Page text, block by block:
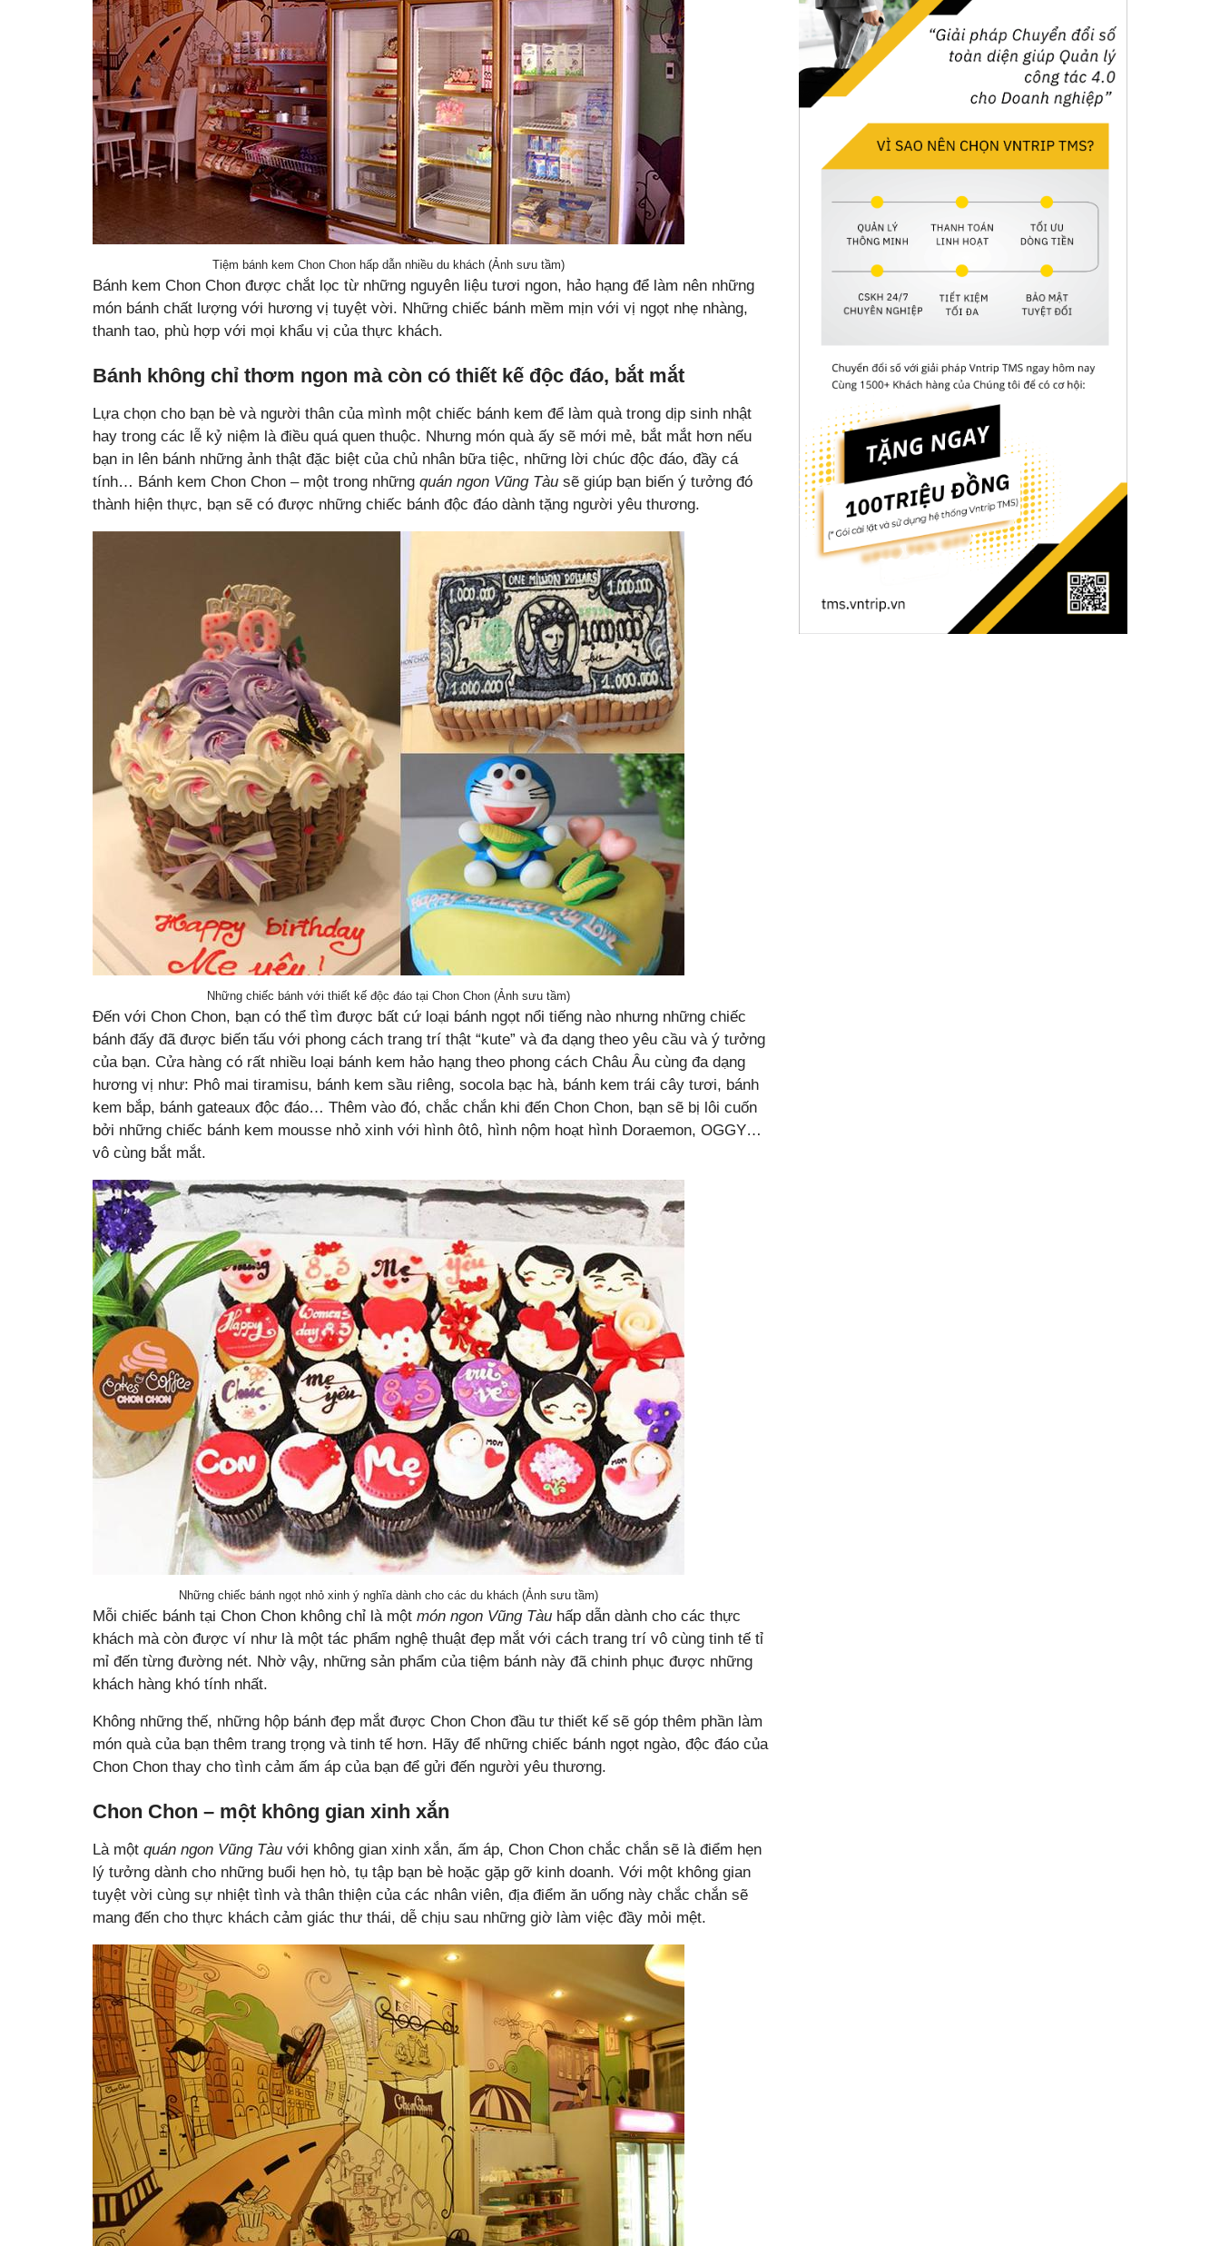
Tiệm bánh kem Chon Chon hấp dẫn nhiều du khách (Ảnh sưu tầm)
Bánh kem Chon Chon được chắt lọc từ những nguyên liệu tươi ngon, hảo hạng để làm nên những
món bánh chất lượng với hương vị tuyệt vời. Những chiếc bánh mềm mịn với vị ngọt nhẹ nhàng,
thanh tao, phù hợp với mọi khẩu vị của thực khách.
Bánh không chỉ thơm ngon mà còn có thiết kế độc đáo, bắt mắt
Lựa chọn cho bạn bè và người thân của mình một chiếc bánh kem để làm quà trong dịp sinh nhật
hay trong các lễ kỷ niệm là điều quá quen thuộc. Nhưng món quà ấy sẽ mới mẻ, bắt mắt hơn nếu
bạn in lên bánh những ảnh thật đặc biệt của chủ nhân bữa tiệc, những lời chúc độc đáo, đầy cá
tính… Bánh kem Chon Chon – một trong những quán ngon Vũng Tàu sẽ giúp bạn biến ý tưởng đó
thành hiện thực, bạn sẽ có được những chiếc bánh độc đáo dành tặng người yêu thương.
Những chiếc bánh với thiết kế độc đáo tại Chon Chon (Ảnh sưu tầm)
Đến với Chon Chon, bạn có thể tìm được bất cứ loại bánh ngọt nổi tiếng nào nhưng những chiếc
bánh đấy đã được biến tấu với phong cách trang trí thật “kute” và đa dạng theo yêu cầu và ý tưởng
của bạn. Cửa hàng có rất nhiều loại bánh kem hảo hạng theo phong cách Châu Âu cùng đa dạng
hương vị như: Phô mai tiramisu, bánh kem sầu riêng, socola bạc hà, bánh kem trái cây tươi, bánh
kem bắp, bánh gateaux độc đáo… Thêm vào đó, chắc chắn khi đến Chon Chon, bạn sẽ bị lôi cuốn
bởi những chiếc bánh kem mousse nhỏ xinh với hình ôtô, hình nộm hoạt hình Doraemon, OGGY…
vô cùng bắt mắt.
Những chiếc bánh ngọt nhỏ xinh ý nghĩa dành cho các du khách (Ảnh sưu tầm)
Mỗi chiếc bánh tại Chon Chon không chỉ là một món ngon Vũng Tàu hấp dẫn dành cho các thực
khách mà còn được ví như là một tác phẩm nghệ thuật đẹp mắt với cách trang trí vô cùng tinh tế tỉ
mỉ đến từng đường nét. Nhờ vậy, những sản phẩm của tiệm bánh này đã chinh phục được những
khách hàng khó tính nhất.
Không những thế, những hộp bánh đẹp mắt được Chon Chon đầu tư thiết kế sẽ góp thêm phần làm
món quà của bạn thêm trang trọng và tinh tế hơn. Hãy để những chiếc bánh ngọt ngào, độc đáo của
Chon Chon thay cho tình cảm ấm áp của bạn để gửi đến người yêu thương.
Chon Chon – một không gian xinh xắn
Là một quán ngon Vũng Tàu với không gian xinh xắn, ấm áp, Chon Chon chắc chắn sẽ là điểm hẹn
lý tưởng dành cho những buổi hẹn hò, tụ tập bạn bè hoặc gặp gỡ kinh doanh. Với một không gian
tuyệt vời cùng sự nhiệt tình và thân thiện của các nhân viên, địa điểm ăn uống này chắc chắn sẽ
mang đến cho thực khách cảm giác thư thái, dễ chịu sau những giờ làm việc đầy mỏi mệt.